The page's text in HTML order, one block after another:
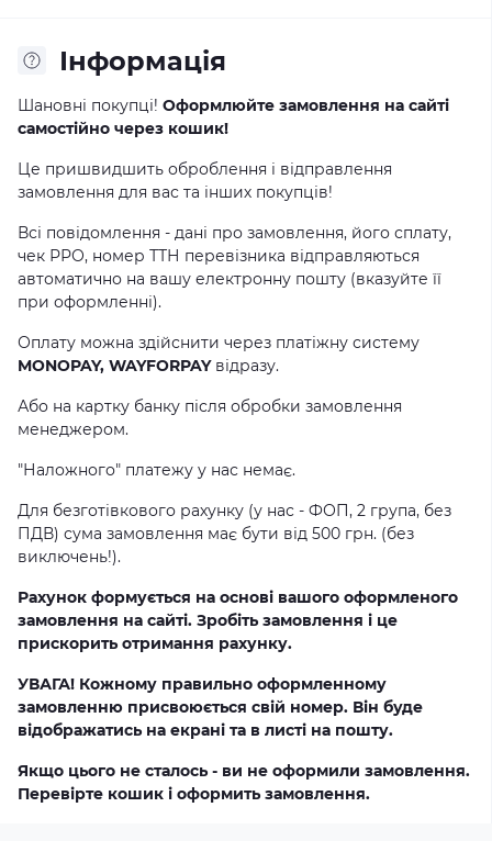
Інформація
Шановні покупці! Оформлюйте замовлення на сайті
самостійно через кошик!
Це пришвидшить оброблення і відправлення
замовлення для вас та інших покупців!
Всі повідомлення - дані про замовлення, його сплату,
чек РРО, номер ТТН перевізника відправляються
автоматично на вашу електронну пошту (вказуйте її
при оформленні).
Оплату можна здійснити через платіжну систему
MONOPAY, WAYFORPAYвідразу.
Або на картку банку після обробки замовлення
менеджером.
"Наложного" платежу у нас немає.
Для безготівкового рахунку (у нас - ФОП, 2 група, без
ПДВ) сума замовлення має бути від 500 грн. (без
виключень!).
Рахунок формується на основі вашого оформленого
замовлення на сайті. Зробіть замовлення і це
прискорить отримання рахунку.
УВАГА! Кожному правильно оформленному
замовленню присвоюється свій номер. Він буде
відображатись на екрані та в листі на пошту.
Якщо цього не сталось - ви не оформили замовлення.
Перевірте кошик і оформить замовлення.